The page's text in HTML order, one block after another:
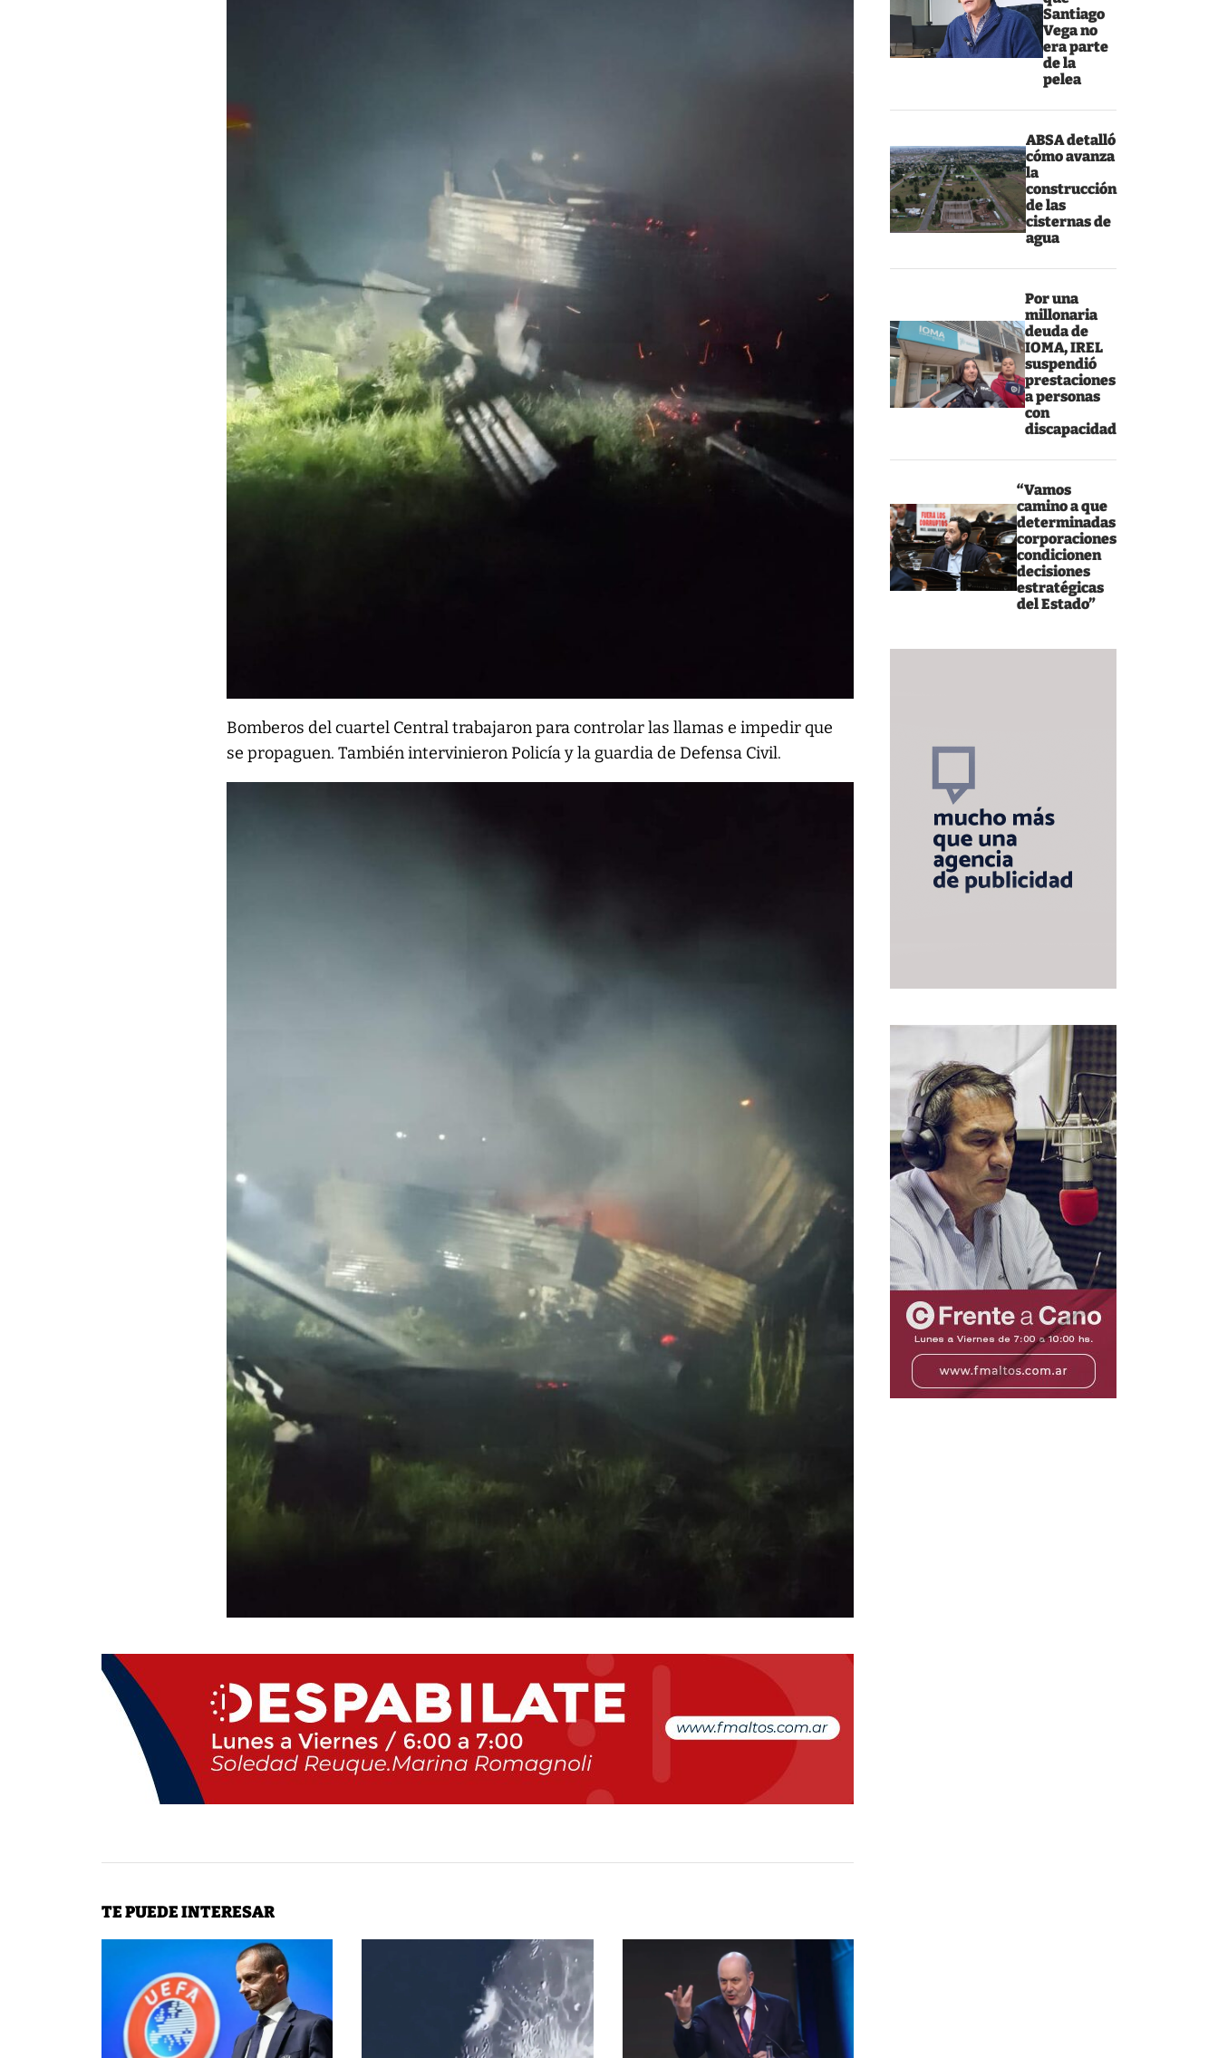
Santiago
Vega no
era parte
de la
pelea
ABSA detalló
cómo avanza
la
construcción
de las
cisternas de
agua
Por una
millonaria
deuda de
IOMA, IREL
suspendió
prestaciones
a personas
con
discapacidad
“Vamos
camino a que
determinadas
corporaciones
condicionen
decisiones
estratégicas
del Estado”
Bomberos del cuartel Central trabajaron para controlar las llamas e impedir que
se propaguen. También intervinieron Policía y la guardia de Defensa Civil.
TE PUEDE INTERESAR